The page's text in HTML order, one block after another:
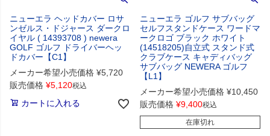
ニューエラ ヘッドカバー ロサ
ンゼルス・ドジャース ダークロ
イヤル ( 14393708 ) newera
GOLF ゴルフ ドライバーヘッ
ドカバー【C1】
メーカー希望小売価格 ¥5,720
販売価格 ¥5,120税込
カートに入れる
ニューエラ ゴルフ サブバッグ
セルフスタンドケース ワードマ
ークロゴ ブラック ホワイト
(14518205)自立式 スタンド式
クラブケース キャディバッグ
サブバッグ NEWERA ゴルフ
【L1】
メーカー希望小売価格 ¥10,450
販売価格 ¥9,400税込
在庫切れ